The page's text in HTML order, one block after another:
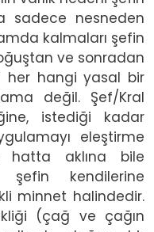
sadece nesneden
kalmaları şefin
ve sonradan
her hangi yasal bir
değil. Şef/Kral
istediği kadar
eleştirme
hatta aklına bile
kendilerine
minnet halindedir.
(çağ ve çağın